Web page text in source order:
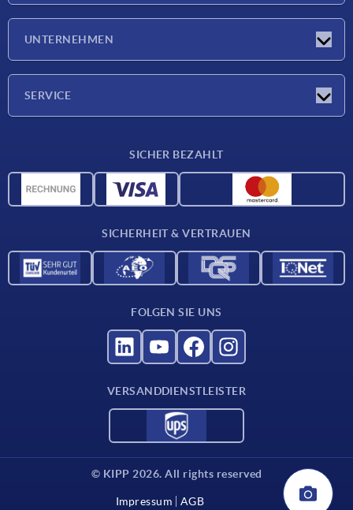
UNTERNEHMEN
SERVICE
CAD-Daten
Für Lieferanten
SICHER BEZAHLT
SICHERHEIT & VERTRAUEN
FOLGEN SIE UNS
VERSANDDIENSTLEISTER
© KIPP 2026. All rights reserved
Impressum AGB